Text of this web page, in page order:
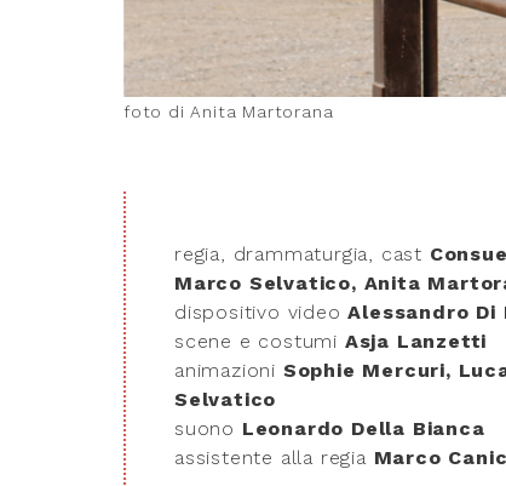
foto di Anita Martorana
regia, drammaturgia, cast
Marco Selvatico, Anita
dispositivo videoAlessandro Di
scene e costumi Asja Lanzetti
animazioni Sophie Mercuri,
Selvatico
suono Leonardo Della Bianca
assistente alla regia Marco